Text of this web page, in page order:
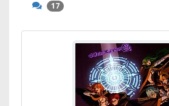
17